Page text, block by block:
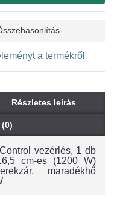
a termékről
Részletes leírás
vezérlés, 1 db
cm-es (1200 W)
maradékhő